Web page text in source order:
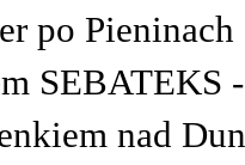
po
SEBATEKS
nad